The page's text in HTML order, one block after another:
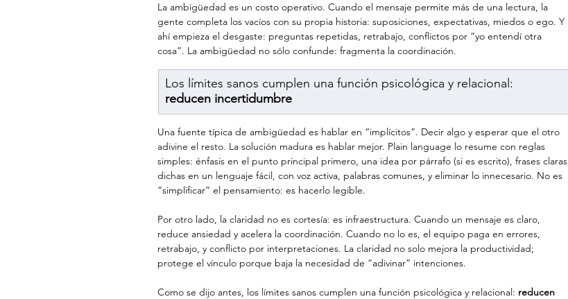
La ambigüedad es un costo operativo. Cuando el mensaje permite más de una lectura, la
gente completa los vacíos con su propia historia: suposiciones, expectativas, miedos o ego. Y
ahí empieza el desgaste: preguntas repetidas, retrabajo, conflictos por “yo entendí otra
cosa”. La ambigüedad no sólo confunde: fragmenta la coordinación.
Los límites sanos cumplen una función psicológica y relacional:
reducen incertidumbre
Una fuente típica de ambigüedad es hablar en “implícitos”. Decir algo y esperar que el otro
adivine el resto. La solución madura es hablar mejor. Plain language lo resume con reglas
simples: énfasis en el punto principal primero, una idea por párrafo (si es escrito), frases claras
dichas en un lenguaje fácil, con voz activa, palabras comunes, y eliminar lo innecesario. No es
“simplificar” el pensamiento: es hacerlo legible.
Por otro lado, la claridad no es cortesía: es infraestructura. Cuando un mensaje es claro,
reduce ansiedad y acelera la coordinación. Cuando no lo es, el equipo paga en errores,
retrabajo, y conflicto por interpretaciones. La claridad no solo mejora la productividad;
protege el vínculo porque baja la necesidad de “adivinar” intenciones.
Como se dijo antes, los límites sanos cumplen una función psicológica y relacional: reducen